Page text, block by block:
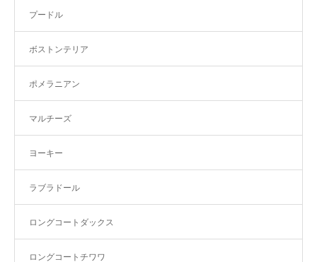
プードル
ボストンテリア
ポメラニアン
マルチーズ
ヨーキー
ラブラドール
ロングコートダックス
ロングコートチワワ